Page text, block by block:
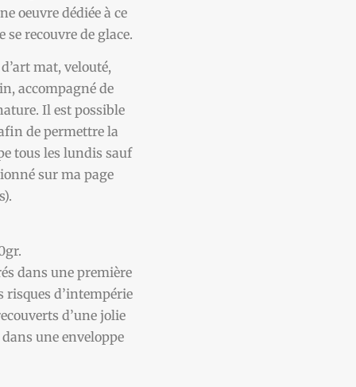
oeuvre dédiée à ce
recouvre de glace.
mat, velouté,
accompagné de
Il est possible
de permettre la
tous les lundis sauf
sur ma page
dans une première
d’intempérie
d’une jolie
une enveloppe